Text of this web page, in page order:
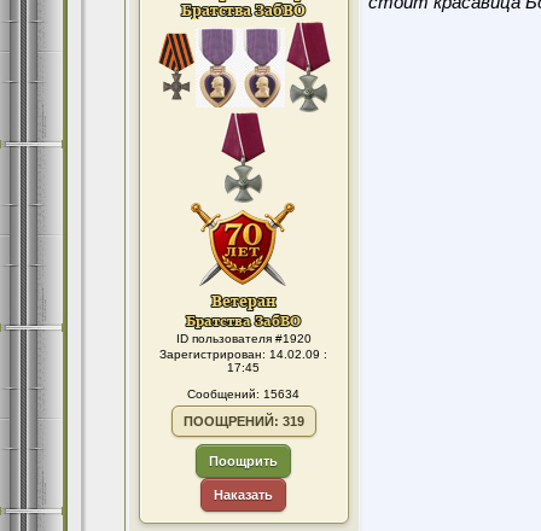
ID пользователя #1920
Зарегистрирован: 14.02.09 :
17:45
Сообщений: 15634
ПООЩРЕНИЙ: 319
Поощрить
Наказать